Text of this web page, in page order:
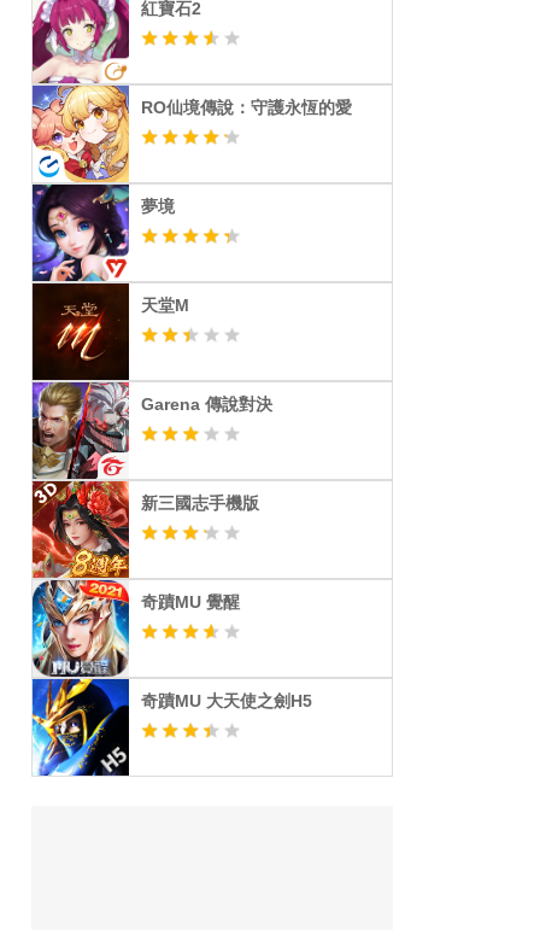
紅寶石2
RO仙境傳說：守護永恆的愛
夢境
天堂M
Garena 傳說對決
新三國志手機版
奇蹟MU 覺醒
奇蹟MU 大天使之劍H5